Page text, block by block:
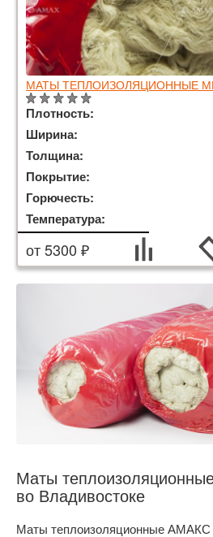
МАТЫ ТЕПЛОИЗОЛЯЦИОННЫЕ
Плотность:
Ширина:
Толщина:
Покрытие:
Горючесть:
Температура:
от 5300 ₽
Маты
во Владивостоке
Маты теплоизоляционные